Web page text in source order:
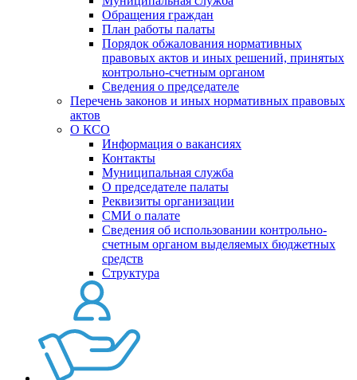
Обращения граждан
План работы палаты
Порядок обжалования нормативных
правовых актов и иных решений, принятых
контрольно-счетным органом
Сведения о председателе
Перечень законов и иных нормативных правовых
актов
О КСО
Информация о вакансиях
Контакты
Муниципальная служба
О председателе палаты
Реквизиты организации
СМИ о палате
Сведения об использовании контрольно-
счетным органом выделяемых бюджетных
средств
Структура